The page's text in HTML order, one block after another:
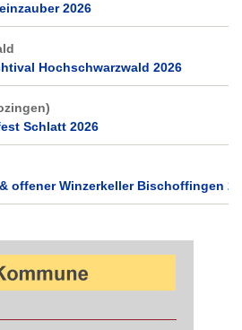
2026
Hochschwarzwald 2026
Schlatt 2026
offener Winzerkeller Bischoffingen